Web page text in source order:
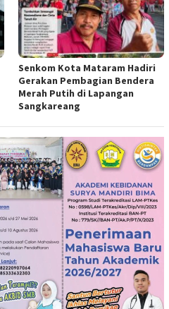
Senkom Kota Mataram Hadiri
Gerakan Pembagian Bendera
Merah Putih di Lapangan
Sangkareang